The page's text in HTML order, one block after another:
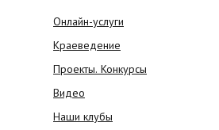
Онлайн-услуги
Краеведение
Проекты. Конкурсы
Видео
Наши клубы